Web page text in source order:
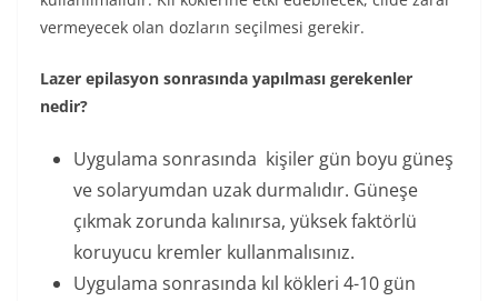
vermeyecek olan dozların seçilmesi gerekir.
Lazer epilasyon sonrasında yapılması gerekenler
nedir?
Uygulama sonrasında kişiler gün boyu güneş
ve solaryumdan uzak durmalıdır. Güneşe
çıkmak zorunda kalınırsa, yüksek faktörlü
koruyucu kremler kullanmalısınız.
Uygulama sonrasında kıl kökleri 4-10 gün